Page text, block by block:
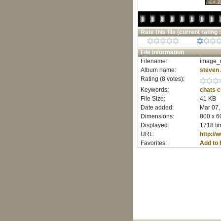
Rate this file (current rating
File information
Filename:
Album name:
steven
Rating (8 votes):
Keywords:
chats
File Size:
41 KB
Date added:
Mar
Dimensions:
800 x
Displayed:
1718
URL:
http://
Favorites:
Add to